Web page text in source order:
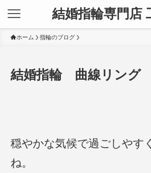
結婚指輪専門店
ホーム 指輪のブログ
結婚指輪 曲線リング
穏やかな気候で過ごしやす
ね。